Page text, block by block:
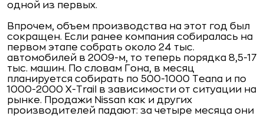
одной из первых.
Впрочем, объем производства на этот год был
сокращен. Если ранее компания собиралась на
первом этапе собрать около 24 тыс.
автомобилей в 2009-м, то теперь порядка 8,5-17
тыс. машин. По словам Гона, в месяц
планируется собирать по 500-1000 Teana и по
1000-2000 X-Trail в зависимости от ситуации на
рынке. Продажи Nissan как и других
производителей падают: за четыре месяца они